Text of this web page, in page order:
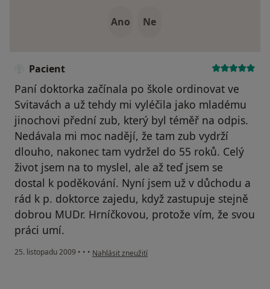
Ano Ne
Pacient
Paní doktorka začínala po škole ordinovat ve
Svitavách a už tehdy mi vyléčila jako mladému
jinochovi přední zub, který byl téměř na odpis.
Nedávala mi moc nadějí, že tam zub vydrží
dlouho, nakonec tam vydržel do 55 roků. Celý
život jsem na to myslel, ale až teď jsem se
dostal k poděkování. Nyní jsem už v důchodu a
rád k p. doktorce zajedu, když zastupuje stejně
dobrou MUDr. Hrníčkovou, protože vím, že svou
práci umí.
25. listopadu 2009 • • • podle názoru uživatele Pacient
Nahlásit zneužití